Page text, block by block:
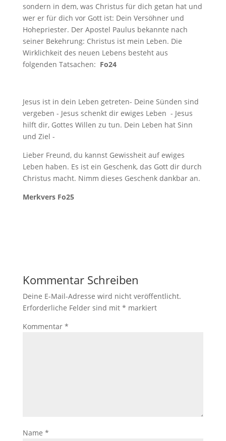
sondern in dem, was Christus für dich getan hat und
wer er für dich vor Gott ist: Dein Versöhner und
Hohepriester. Der Apostel Paulus bekannte nach
seiner Bekehrung: Christus ist mein Leben. Die
Wirklichkeit des neuen Lebens besteht aus
folgenden Tatsachen: Fo24
Jesus ist in dein Leben getreten- Deine Sünden sind
vergeben - Jesus schenkt dir ewiges Leben - Jesus
hilft dir, Gottes Willen zu tun. Dein Leben hat Sinn
und Ziel -
Lieber Freund, du kannst Gewissheit auf ewiges
Leben haben. Es ist ein Geschenk, das Gott dir durch
Christus macht. Nimm dieses Geschenk dankbar an.
Merkvers Fo25
Kommentar Schreiben
Deine E-Mail-Adresse wird nicht veröffentlicht.
Erforderliche Felder sind mit * markiert
Kommentar *
Name *